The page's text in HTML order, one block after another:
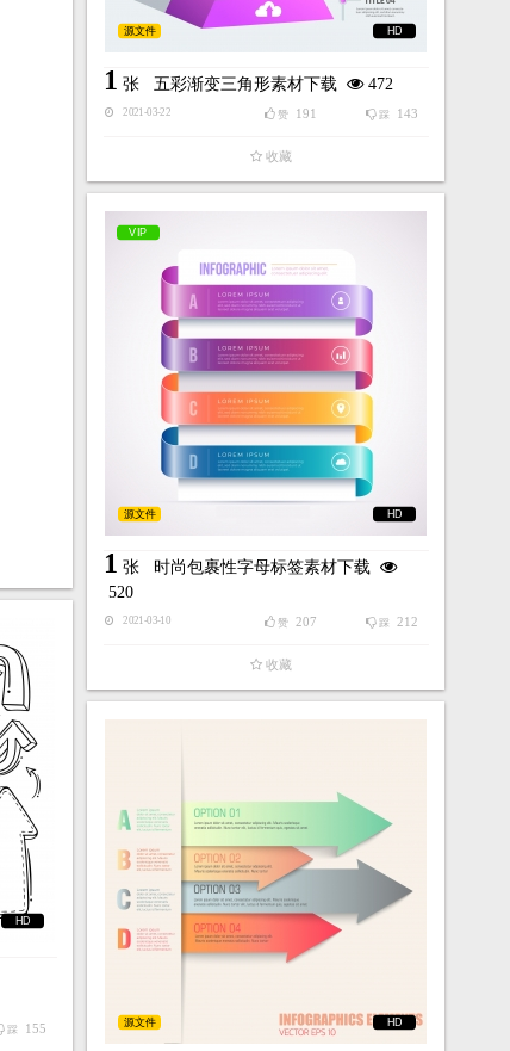
HD
源文件
1 张 五彩渐变三角形素材下载 472
2021-03-22 踩 143
赞 191
收藏
VIP
HD
源文件
1 张 时尚包裹性字母标签素材下载
520
2021-03-10 踩 212
赞 207
收藏
HD
踩 155 HD
源文件